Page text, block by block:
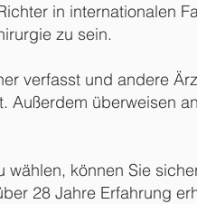
in internationalen
zu sein.
verfasst und andere
überweisen
können Sie
28 Jahre Erfahrung